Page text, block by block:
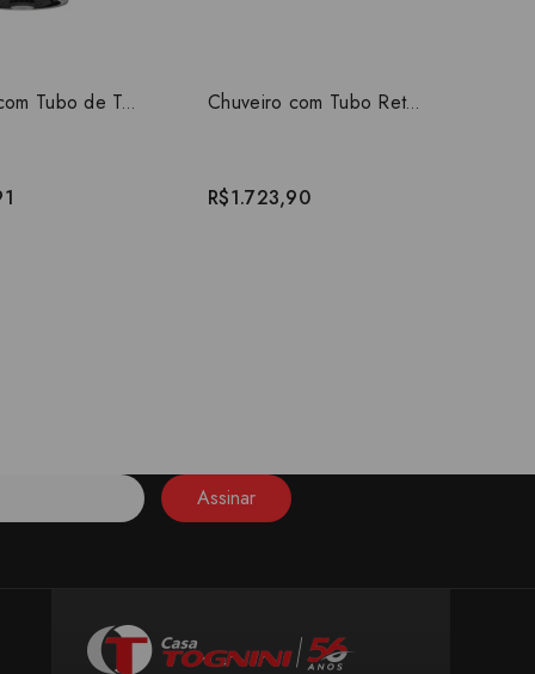
Chuveiro com Tubo de Teto da Deca Acqua Plus Cromado 1990.C.TET Chuveiro com Tubo Reto Parede Deca Acqua Plus Dark Antracite/Grafite 1990.GF.CT.MT
R$1.723,90
Assinar